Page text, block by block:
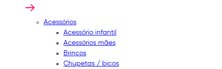
Acessórios
Acessório infantil
Acessórios mães
Brincos
Chupetas / bicos